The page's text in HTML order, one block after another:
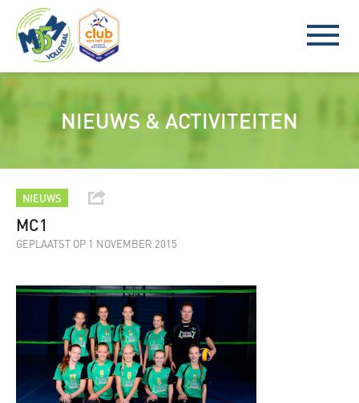
NIEUWS & ACTIVITEITEN
NIEUWS
MC1
GEPLAATST OP 1 NOVEMBER 2015